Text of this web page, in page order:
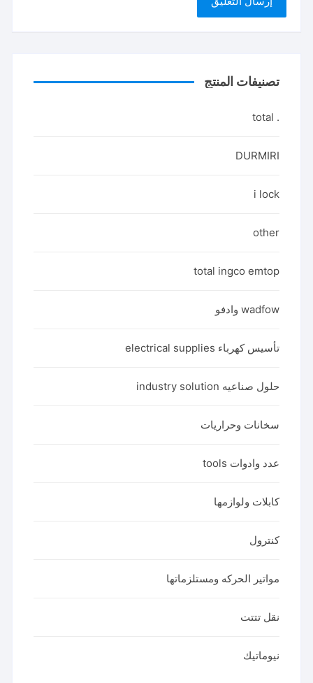
تصنيفات المنتج
. total
DURMIRI
i lock
other
total ingco emtop
wadfow وادفو
تأسيس كهرباء electrical supplies
حلول صناعيه industry solution
سخانات وحراريات
عدد وادوات tools
كابلات ولوازمها
كنترول
مواتير الحركه ومستلزماتها
نقل تتتت
نيوماتيك